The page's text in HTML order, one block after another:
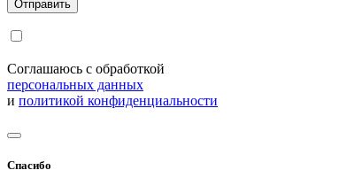
Соглашаюсь с обработкой
персональных данных
и политикой конфиденциальности
Спасибо